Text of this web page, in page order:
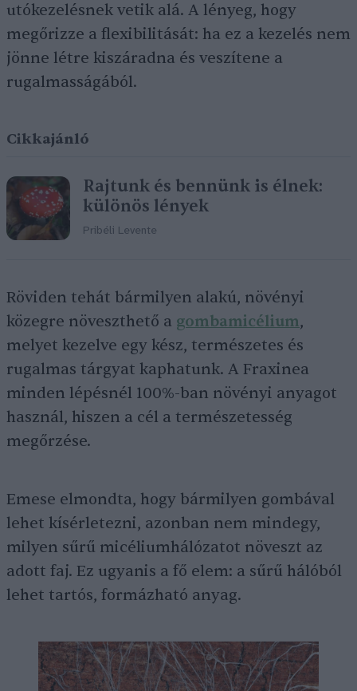
utókezelésnek vetik alá. A lényeg, hogy
megőrizze a flexibilitását: ha ez a kezelés nem
jönne létre kiszáradna és veszítene a
rugalmasságából.
Cikkajánló
Rajtunk és bennünk is élnek:
különös lények
Pribéli Levente
Röviden tehát bármilyen alakú, növényi
közegre növeszthető a gombamicélium,
melyet kezelve egy kész, természetes és
rugalmas tárgyat kaphatunk. A Fraxinea
minden lépésnél 100%-ban növényi anyagot
használ, hiszen a cél a természetesség
megőrzése.
Emese elmondta, hogy bármilyen gombával
lehet kísérletezni, azonban nem mindegy,
milyen sűrű micéliumhálózatot növeszt az
adott faj. Ez ugyanis a fő elem: a sűrű hálóból
lehet tartós, formázható anyag.